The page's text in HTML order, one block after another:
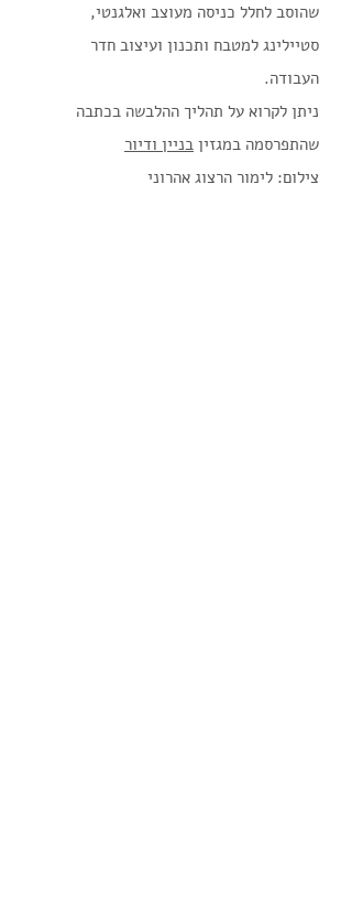
שהוסב לחלל כניסה מעוצב ואלגנטי,
סטיילינג למטבח ותכנון ועיצוב חדר
העבודה.
ניתן לקרוא על תהליך ההלבשה בכתבה
שהתפרסמה במגזין בניין ודיור
צילום: לימור הרצוג אהרוני